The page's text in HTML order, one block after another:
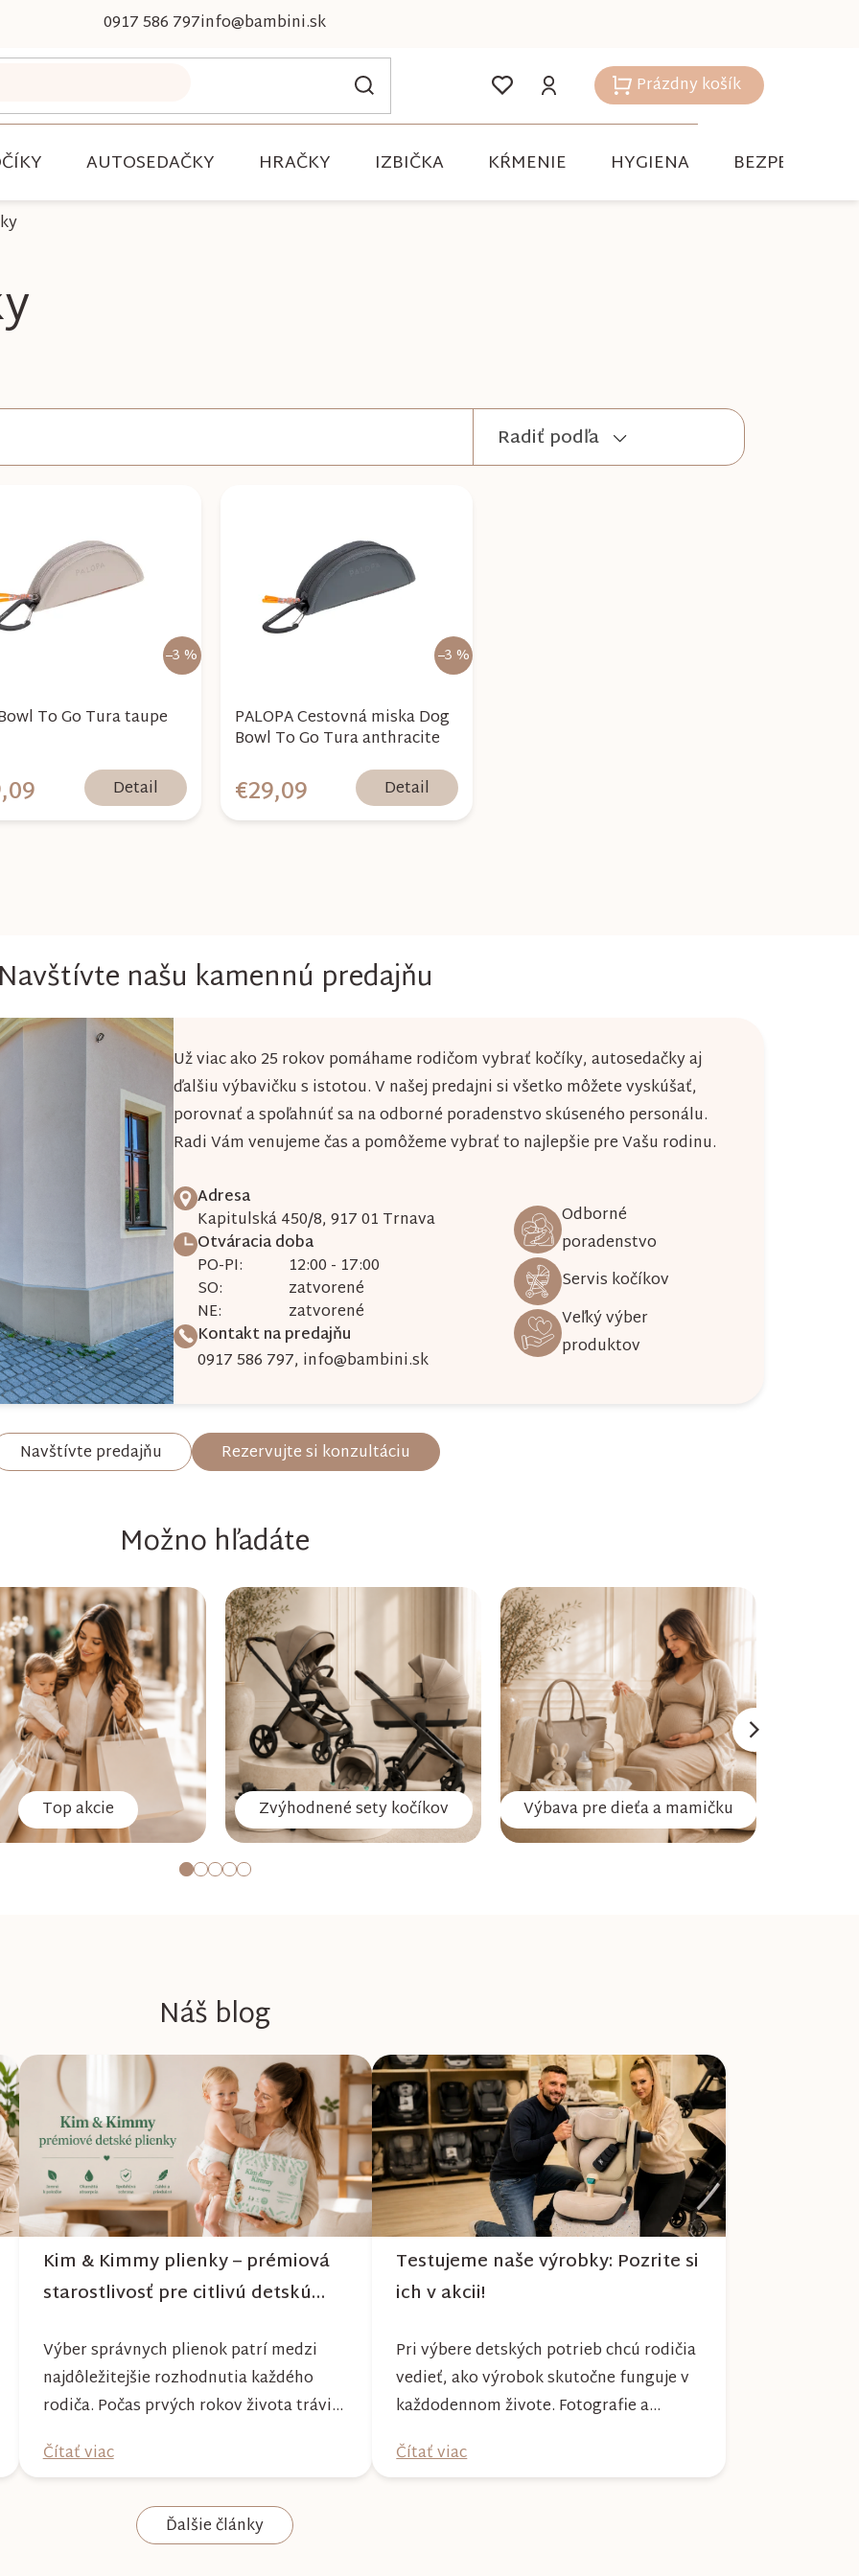
0917 586 797info@bambini.sk
Nákupný
košík
Prázdny košík
AUTOSEDAČKY HRAČKY IZBIČKA KŔMENIE HYGIENA BEZPEČNOSŤ
Radiť podľa
–3 %
To Go Tura taupe
Detail
–3 %
PALOPA Cestovná miska Dog
Bowl To Go Tura anthracite
€29,09 Detail
á
c
i
e
p
v
k
y
v
ý
s
u
našu kamennú predajňu
Už viac ako 25 rokov pomáhame rodičom vybrať kočíky, autosedačky aj
ďalšiu výbavičku s istotou. V našej predajni si všetko môžete vyskúšať,
porovnať a spoľahnúť sa na odborné poradenstvo skúseného personálu.
Radi Vám venujeme čas a pomôžeme vybrať to najlepšie pre Vašu rodinu.
Adresa
Kapitulská 450/8, 917 01 Trnava
Otváracia doba
PO-PI:
12:00 - 17:00
SO:
zatvorené
NE:
zatvorené
Kontakt na predajňu
0917 586 797, info@bambini.sk
Odborné
poradenstvo
Servis kočíkov
Veľký výber
produktov
Navštívte predajňu Rezervujte si konzultáciu
Možno hľadáte
Top akcie Zvýhodnené sety kočíkov Výbava pre dieťa a mamičku
Náš blog
Kim & Kimmy plienky – prémiová
starostlivosť pre citlivú detskú
Výber správnych plienok patrí medzi
najdôležitejšie rozhodnutia každého
rodiča. Počas prvých rokov života trávi
mala poskytovať nielen spoľahlivú
šetrnosť k citlivej pokožke. Plienky Kim
& Kimmy boli vyvinuté s dôrazom na
Čítať viac
Testujeme naše výrobky: Pozrite si
ich v akcii!
Pri výbere detských potrieb chcú rodičia
vedieť, ako výrobok skutočne funguje v
každodennom živote. Fotografie a
nenahradí reálnu ukážku používania.
Čítať viac
Ďalšie články